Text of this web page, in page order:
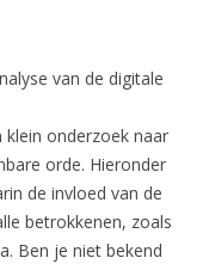
van de digitale
klein onderzoek naar
orde. Hieronder
de invloed van de
betrokkenen, zoals
Ben je niet bekend